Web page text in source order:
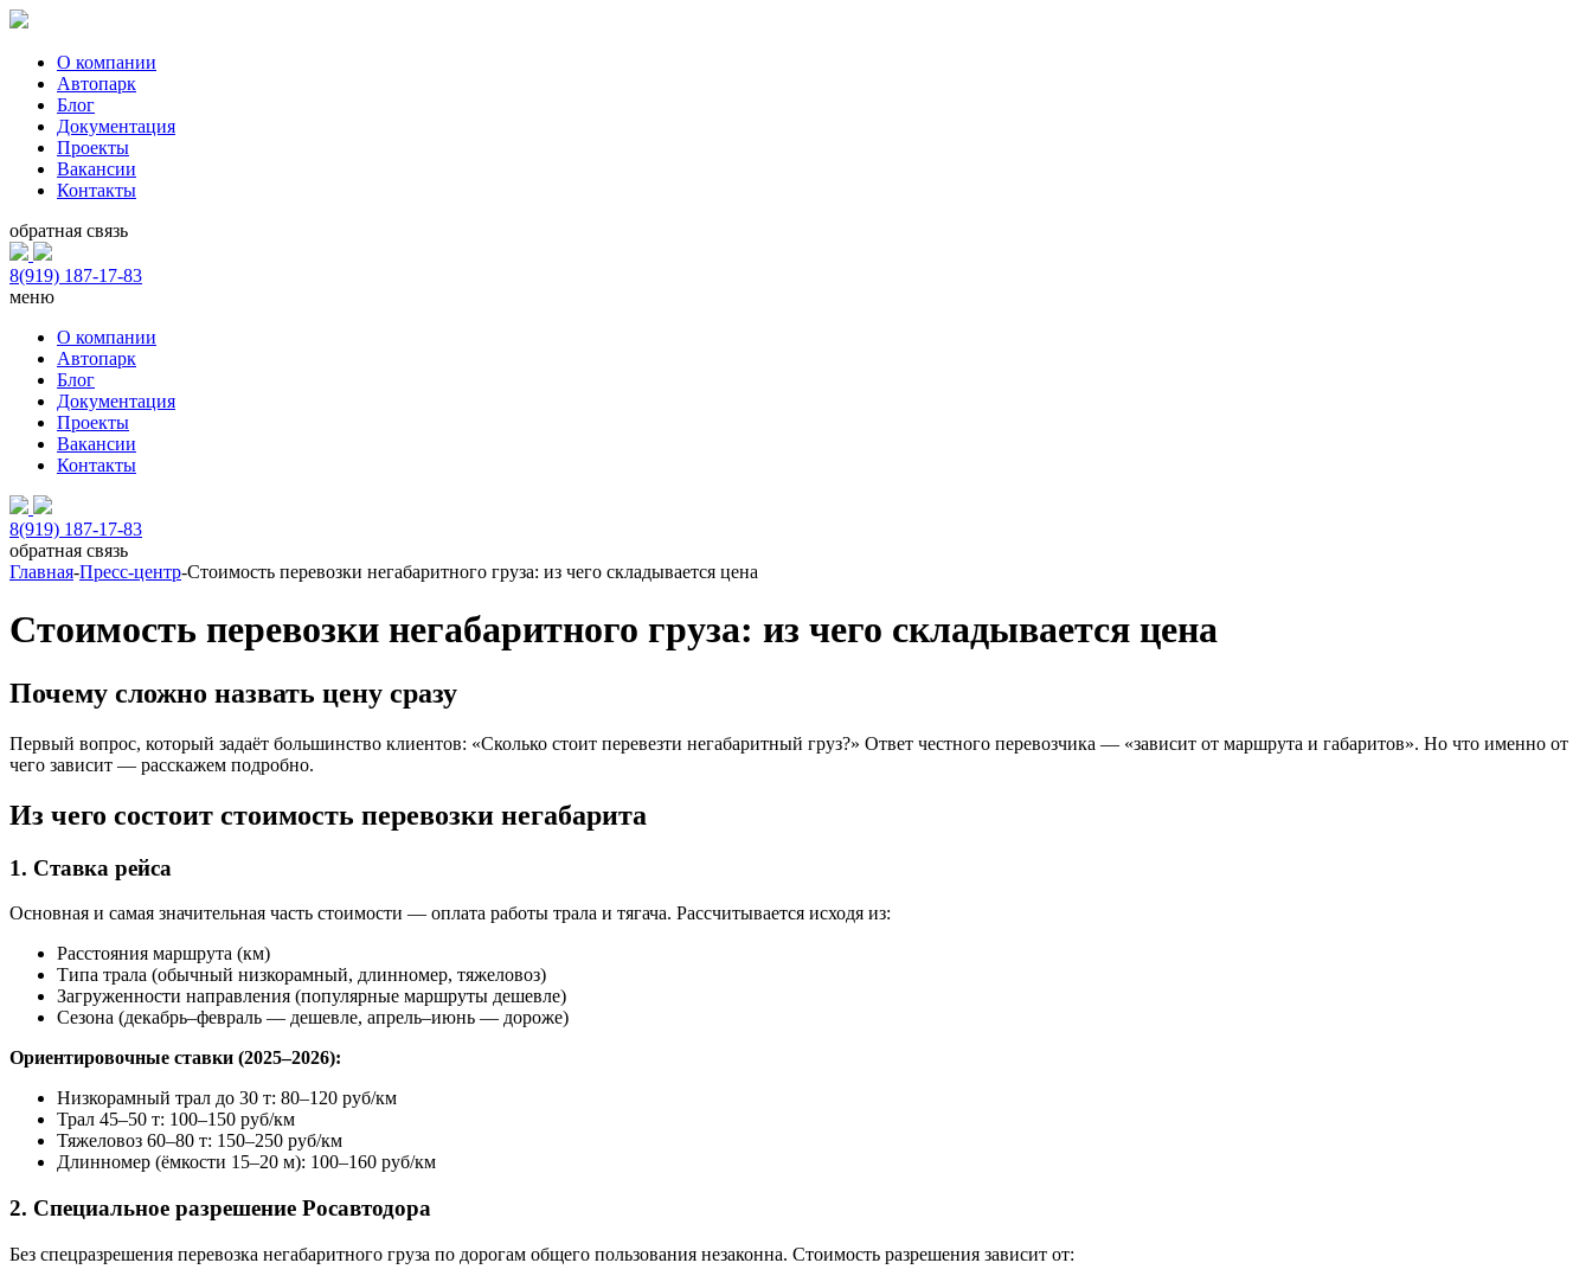
О компании
Автопарк
Блог
Документация
Проекты
Вакансии
Контакты
обратная связь
8(919) 187-17-83
меню
О компании
Автопарк
Блог
Документация
Проекты
Вакансии
Контакты
8(919) 187-17-83
обратная связь
Главная-Пресс-центр-Стоимость перевозки негабаритного груза: из чего складывается цена
Стоимость перевозки негабаритного груза: из чего складывается цена
Почему сложно назвать цену сразу
Первый вопрос, который задаёт большинство клиентов: «Сколько стоит перевезти негабаритный груз?» Ответ честного перевозчика — «зависит от маршрута и габаритов». Но что именно от
чего зависит — расскажем подробно.
Из чего состоит стоимость перевозки негабарита
1. Ставка рейса
Основная и самая значительная часть стоимости — оплата работы трала и тягача. Рассчитывается исходя из:
Расстояния маршрута (км)
Типа трала (обычный низкорамный, длинномер, тяжеловоз)
Загруженности направления (популярные маршруты дешевле)
Сезона (декабрь–февраль — дешевле, апрель–июнь — дороже)
Ориентировочные ставки (2025–2026):
Низкорамный трал до 30 т: 80–120 руб/км
Трал 45–50 т: 100–150 руб/км
Тяжеловоз 60–80 т: 150–250 руб/км
Длинномер (ёмкости 15–20 м): 100–160 руб/км
2. Специальное разрешение Росавтодора
Без спецразрешения перевозка негабаритного груза по дорогам общего пользования незаконна. Стоимость разрешения зависит от: